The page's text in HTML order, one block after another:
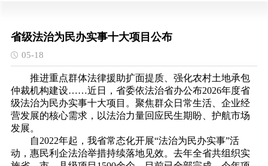
省级法治为民办实事十大项目公布
05-18
推进重点群体法律援助扩面提质、强化农村土地承包
仲裁机构建设……近日，省委依法治省办公布2026年度省
级法治为民办实事十大项目。聚焦群众日常生活、企业经
营发展的核心需求，以法治力量回应民生期盼、护航市场
发展。
自2022年起，我省常态化开展“法治为民办实事”活
动，惠民利企法治举措持续落地见效。去年全省共组织实